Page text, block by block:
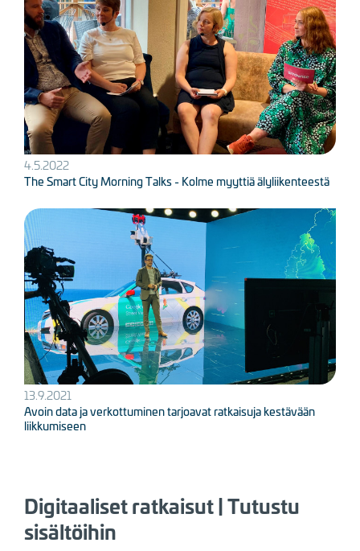
4.5.2022
The Smart City Morning Talks - Kolme myyttiä älyliikenteestä
Kuva
13.9.2021
Avoin data ja verkottuminen tarjoavat ratkaisuja kestävään
liikkumiseen
Digitaaliset ratkaisut | Tutustu
sisältöihin